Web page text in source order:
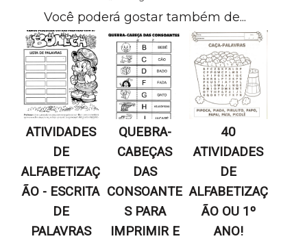
Você poderá gostar também de...
ATIVIDADES
DE
ALFABETIZAÇ
ÃO - ESCRITA
DE
PALAVRAS
QUEBRA-
CABEÇAS
DAS
CONSOANTE
S PARA
IMPRIMIR E
40
ATIVIDADES
DE
ALFABETIZAÇ
ÃO OU 1º
ANO!